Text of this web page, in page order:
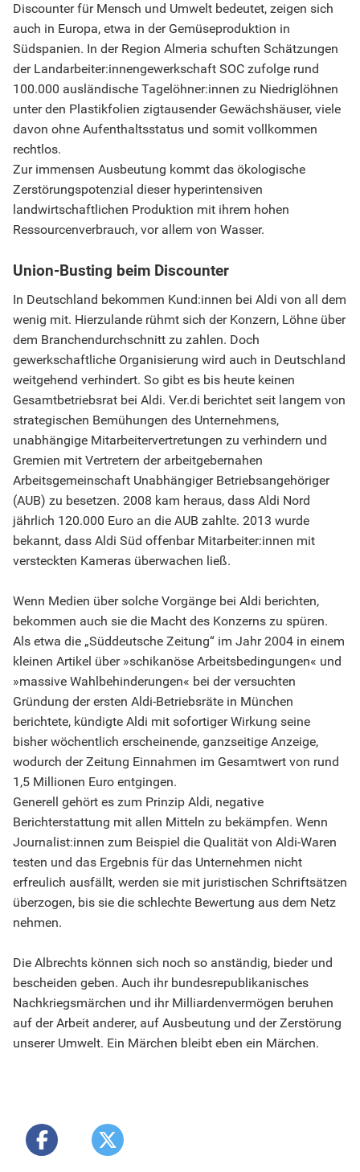
Discounter für Mensch und Umwelt bedeutet, zeigen sich
auch in Europa, etwa in der Gemüseproduktion in
Südspanien. In der Region Almeria schuften Schätzungen
der Landarbeiter:innengewerkschaft SOC zufolge rund
100.000 ausländische Tagelöhner:innen zu Niedriglöhnen
unter den Plastikfolien zigtausender Gewächshäuser, viele
davon ohne Aufenthaltsstatus und somit vollkommen
rechtlos.
Zur immensen Ausbeutung kommt das ökologische
Zerstörungspotenzial dieser hyperintensiven
landwirtschaftlichen Produktion mit ihrem hohen
Ressourcenverbrauch, vor allem von Wasser.
Union-Busting beim Discounter
In Deutschland bekommen Kund:innen bei Aldi von all dem
wenig mit. Hierzulande rühmt sich der Konzern, Löhne über
dem Branchendurchschnitt zu zahlen. Doch
gewerkschaftliche Organisierung wird auch in Deutschland
weitgehend verhindert. So gibt es bis heute keinen
Gesamtbetriebsrat bei Aldi. Ver.di berichtet seit langem von
strategischen Bemühungen des Unternehmens,
unabhängige Mitarbeitervertretungen zu verhindern und
Gremien mit Vertretern der arbeitgebernahen
Arbeitsgemeinschaft Unabhängiger Betriebsangehöriger
(AUB) zu besetzen. 2008 kam heraus, dass Aldi Nord
jährlich 120.000 Euro an die AUB zahlte. 2013 wurde
bekannt, dass Aldi Süd offenbar Mitarbeiter:innen mit
versteckten Kameras überwachen ließ.
Wenn Medien über solche Vorgänge bei Aldi berichten,
bekommen auch sie die Macht des Konzerns zu spüren.
Als etwa die „Süddeutsche Zeitung“ im Jahr 2004 in einem
kleinen Artikel über »schikanöse Arbeitsbedingungen« und
»massive Wahlbehinderungen« bei der versuchten
Gründung der ersten Aldi-Betriebsräte in München
berichtete, kündigte Aldi mit sofortiger Wirkung seine
bisher wöchentlich erscheinende, ganzseitige Anzeige,
wodurch der Zeitung Einnahmen im Gesamtwert von rund
1,5 Millionen Euro entgingen.
Generell gehört es zum Prinzip Aldi, negative
Berichterstattung mit allen Mitteln zu bekämpfen. Wenn
Journalist:innen zum Beispiel die Qualität von Aldi-Waren
testen und das Ergebnis für das Unternehmen nicht
erfreulich ausfällt, werden sie mit juristischen Schriftsätzen
überzogen, bis sie die schlechte Bewertung aus dem Netz
nehmen.
Die Albrechts können sich noch so anständig, bieder und
bescheiden geben. Auch ihr bundesrepublikanisches
Nachkriegsmärchen und ihr Milliardenvermögen beruhen
auf der Arbeit anderer, auf Ausbeutung und der Zerstörung
unserer Umwelt. Ein Märchen bleibt eben ein Märchen.